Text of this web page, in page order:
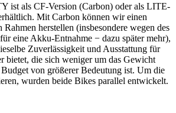
ist als CF-Version (Carbon) oder als LITE-
Mit Carbon können wir einen
Rahmen herstellen (insbesondere wegen des
eine Akku-Entnahme − dazu später mehr),
Zuverlässigkeit und Ausstattung für
bietet, die sich weniger um das Gewicht
von größerer Bedeutung ist. Um die
wurden beide Bikes parallel entwickelt.